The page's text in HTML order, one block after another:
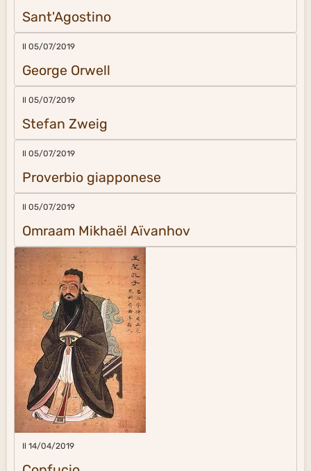
Sant'Agostino
Il 05/07/2019
George Orwell
Il 05/07/2019
Stefan Zweig
Il 05/07/2019
Proverbio giapponese
Il 05/07/2019
Omraam Mikhaël Aïvanhov
Il 14/04/2019